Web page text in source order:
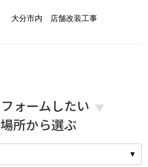
大分市内 店舗改装工事
ォームしたい
場所から選ぶ
▼